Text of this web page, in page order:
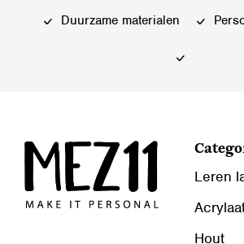
Duurzame materialen
Leren
Hout